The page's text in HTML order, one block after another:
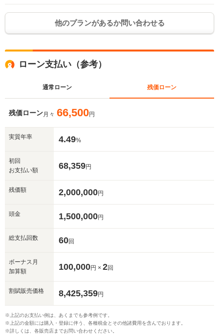
他のプランがあるか問い合わせる
ローン支払い（参考）
通常ローン 残価ローン
残価ローン月々 66,500円
実質年率 4.49%
初回
お支払い額
68,359円
残価額 2,000,000円
頭金 1,500,000円
総支払回数 60回
ボーナス月
加算額
100,000円 × 2回
割賦販売価格 8,425,359円
※上記のお支払い例は、あくまでも参考例です。
※上記の金額には購入・登録に伴う、各種税金とその他諸費用を含んでおります。
※詳しくは、各販売店までお問い合わせください。
入力途中の情報を保存しますか？
※次回問い合わせをする際に自動入力されます
※保存された情報は90日で破棄されます